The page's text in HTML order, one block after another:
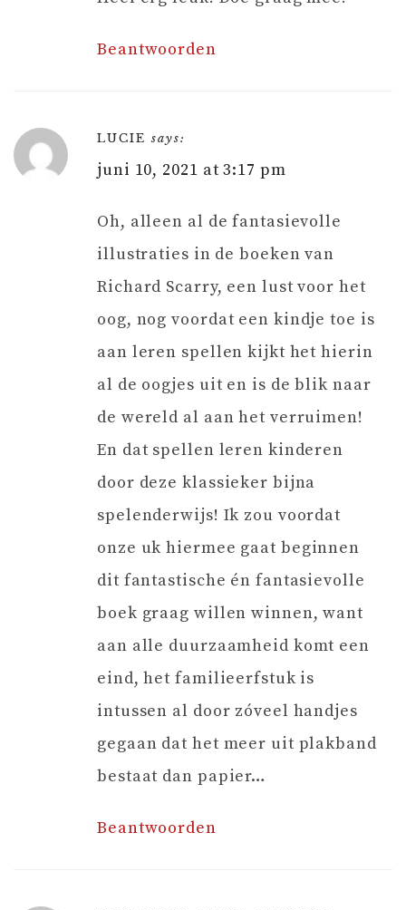
Beantwoorden
LUCIE says:
juni 10, 2021 at 3:17 pm
Oh, alleen al de fantasievolle
illustraties in de boeken van
Richard Scarry, een lust voor het
oog, nog voordat een kindje toe is
aan leren spellen kijkt het hierin
al de oogjes uit en is de blik naar
de wereld al aan het verruimen!
En dat spellen leren kinderen
door deze klassieker bijna
spelenderwijs! Ik zou voordat
onze uk hiermee gaat beginnen
dit fantastische én fantasievolle
boek graag willen winnen, want
aan alle duurzaamheid komt een
eind, het familieerfstuk is
intussen al door zóveel handjes
gegaan dat het meer uit plakband
bestaat dan papier…
Beantwoorden